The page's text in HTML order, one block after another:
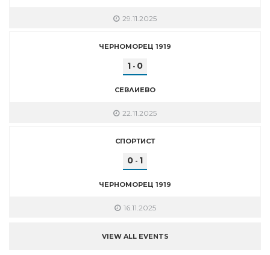
29.11.2025
ЧЕРНОМОРЕЦ 1919
1 - 0
СЕВЛИЕВО
22.11.2025
СПОРТИСТ
0 - 1
ЧЕРНОМОРЕЦ 1919
16.11.2025
VIEW ALL EVENTS